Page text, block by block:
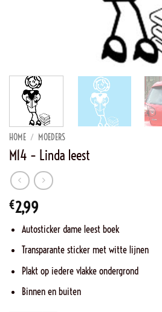
HOME / MOEDERS
M14 – Linda leest
€2,99
Autosticker dame leest boek
Transparante sticker met witte lijnen
Plakt op iedere vlakke ondergrond
Binnen en buiten